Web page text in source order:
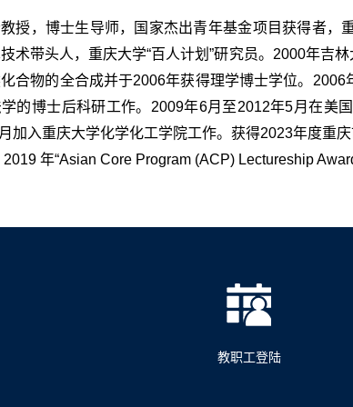
授，博士生导师，国家杰出青年基金项目获得者，
术带头人，重庆大学“百人计划”研究员。2000年吉
合物的全合成并于2006年获得理学博士学位。
的博士后科研工作。2009年6月至2012年5月在美
加入重庆大学化学化工学院工作。获得2023年度重
年“Asian Core Program (ACP) Lectureship
教职工登陆